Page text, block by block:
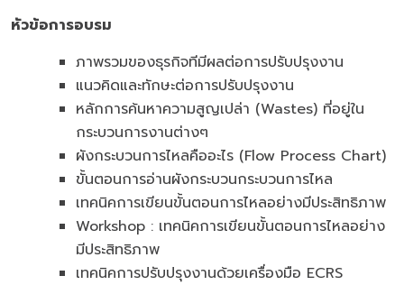
หัวข้อการอบรม
ภาพรวมของธุรกิจทีมีผลต่อการปรับปรุงงาน
แนวคิดและทักษะต่อการปรับปรุงงาน
หลักการค้นหาความสูญเปล่า (Wastes) ที่อยู่ใน
กระบวนการงานต่างๆ
ผังกระบวนการไหลคืออะไร (Flow Process Chart)
ขั้นตอนการอ่านผังกระบวนกระบวนการไหล
เทคนิคการเขียนขั้นตอนการไหลอย่างมีประสิทธิภาพ
Workshop : เทคนิคการเขียนขั้นตอนการไหลอย่าง
มีประสิทธิภาพ
เทคนิคการปรับปรุงงานด้วยเครื่องมือ ECRS